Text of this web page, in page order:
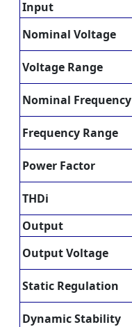
Input
Nominal Voltage
Voltage Range
Nominal Frequency
Frequency Range
Power Factor
THDi
Output
Output Voltage
Static Regulation
Dynamic Stability